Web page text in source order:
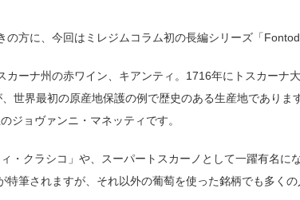
の方に、今回はミレジムコラム初の長編シリーズ「
カーナ州の赤ワイン、キアンティ。1716年にトスカーナ
世界最初の原産地保護の例で歴史のある生産地でありま
ジョヴァンニ・マネッティです。
・クラシコ」や、スーパートスカーノとして一躍有名に
特筆されますが、それ以外の葡萄を使った銘柄でも多く